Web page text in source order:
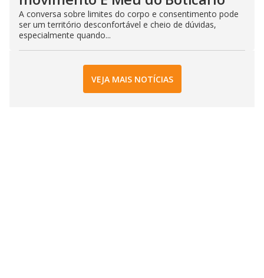
A conversa sobre limites do corpo e consentimento pode
ser um território desconfortável e cheio de dúvidas,
especialmente quando...
VEJA MAIS NOTÍCIAS